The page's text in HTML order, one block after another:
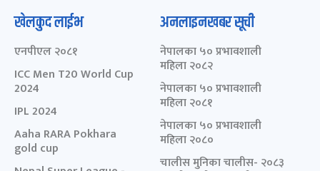
खेलकुद लाईभ
एनपीएल २०८१
ICC Men T20 World Cup
2024
IPL 2024
Aaha RARA Pokhara
gold cup
अनलाइनखबर सूची
नेपालका ५० प्रभावशाली
महिला २०८२
नेपालका ५० प्रभावशाली
महिला २०८१
नेपालका ५० प्रभावशाली
महिला २०८०
चालीस मुनिका चालीस- २०८३